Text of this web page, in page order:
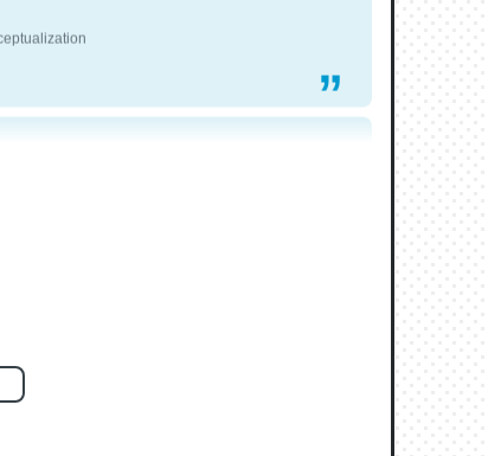
ページ分くらい。小説でいう「ずっと前
には多い分量。進化すればするほど分かり